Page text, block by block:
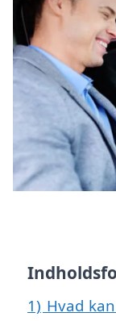
1) Hvad